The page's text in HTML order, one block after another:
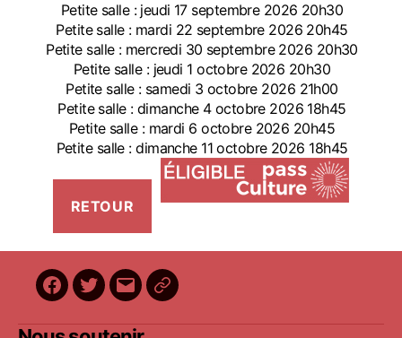
Petite salle : jeudi 17 septembre 2026 20h30
Petite salle : mardi 22 septembre 2026 20h45
Petite salle : mercredi 30 septembre 2026 20h30
Petite salle : jeudi 1 octobre 2026 20h30
Petite salle : samedi 3 octobre 2026 21h00
Petite salle : dimanche 4 octobre 2026 18h45
Petite salle : mardi 6 octobre 2026 20h45
Petite salle : dimanche 11 octobre 2026 18h45
Facebook
Twitter
E-
mail
BilletReduc